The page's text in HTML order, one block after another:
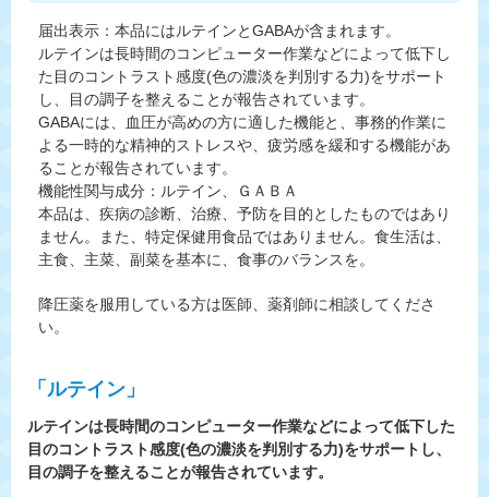
届出表示：本品にはルテインとGABAが含まれます。
ルテインは長時間のコンピューター作業などによって低下し
た目のコントラスト感度(色の濃淡を判別する力)をサポート
し、目の調子を整えることが報告されています。
GABAには、血圧が高めの方に適した機能と、事務的作業に
よる一時的な精神的ストレスや、疲労感を緩和する機能があ
ることが報告されています。
機能性関与成分：ルテイン、ＧＡＢＡ
本品は、疾病の診断、治療、予防を目的としたものではあり
ません。また、特定保健用食品ではありません。食生活は、
主食、主菜、副菜を基本に、食事のバランスを。
降圧薬を服用している方は医師、薬剤師に相談してくださ
い。
「ルテイン」
ルテインは長時間のコンピューター作業などによって低下した
目のコントラスト感度(色の濃淡を判別する力)をサポートし、
目の調子を整えることが報告されています。